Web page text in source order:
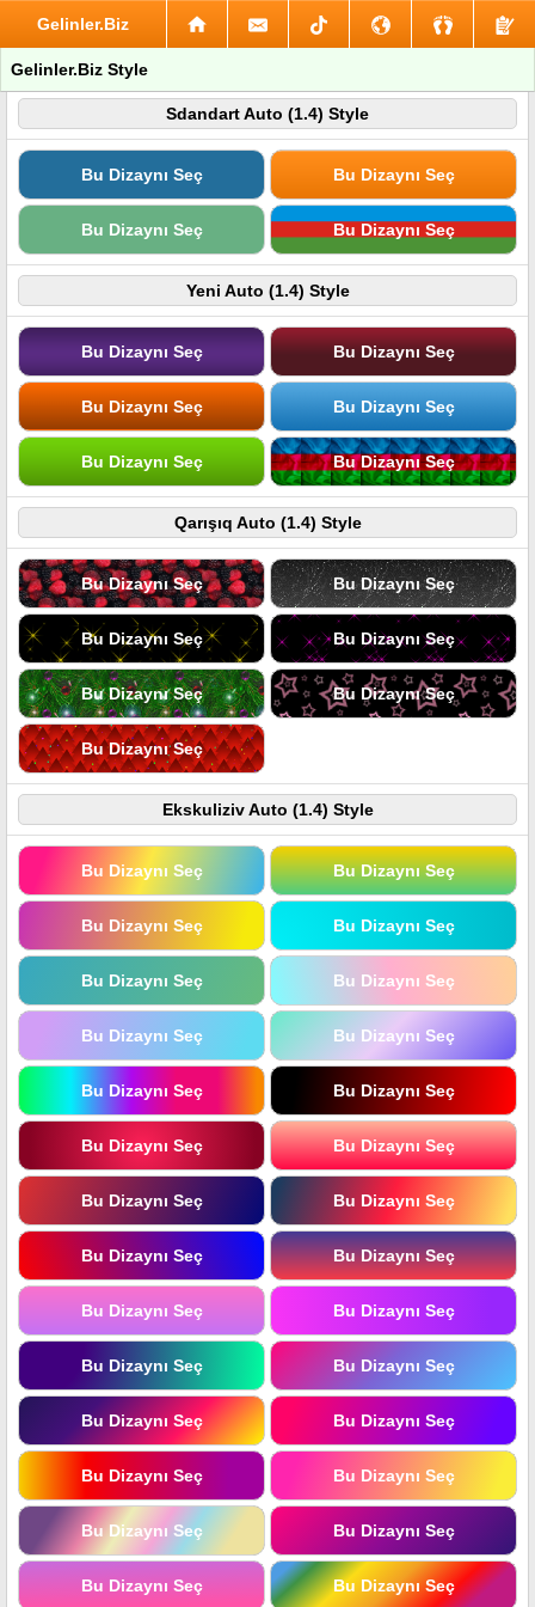
Gelinler.Biz
Gelinler.Biz Style
Sdandart Auto (1.4) Style
Bu Dizaynı Seç Bu Dizaynı Seç
Bu Dizaynı Seç Bu Dizaynı Seç
Yeni Auto (1.4) Style
Bu Dizaynı Seç Bu Dizaynı Seç
Bu Dizaynı Seç Bu Dizaynı Seç
Bu Dizaynı Seç Bu Dizaynı Seç
Qarışıq Auto (1.4) Style
Bu Dizaynı Seç Bu Dizaynı Seç
Bu Dizaynı Seç Bu Dizaynı Seç
Bu Dizaynı Seç Bu Dizaynı Seç
Bu Dizaynı Seç
Ekskuliziv Auto (1.4) Style
Bu Dizaynı Seç Bu Dizaynı Seç
Bu Dizaynı Seç Bu Dizaynı Seç
Bu Dizaynı Seç Bu Dizaynı Seç
Bu Dizaynı Seç Bu Dizaynı Seç
Bu Dizaynı Seç Bu Dizaynı Seç
Bu Dizaynı Seç Bu Dizaynı Seç
Bu Dizaynı Seç Bu Dizaynı Seç
Bu Dizaynı Seç Bu Dizaynı Seç
Bu Dizaynı Seç Bu Dizaynı Seç
Bu Dizaynı Seç Bu Dizaynı Seç
Bu Dizaynı Seç Bu Dizaynı Seç
Bu Dizaynı Seç Bu Dizaynı Seç
Bu Dizaynı Seç Bu Dizaynı Seç
Bu Dizaynı Seç Bu Dizaynı Seç